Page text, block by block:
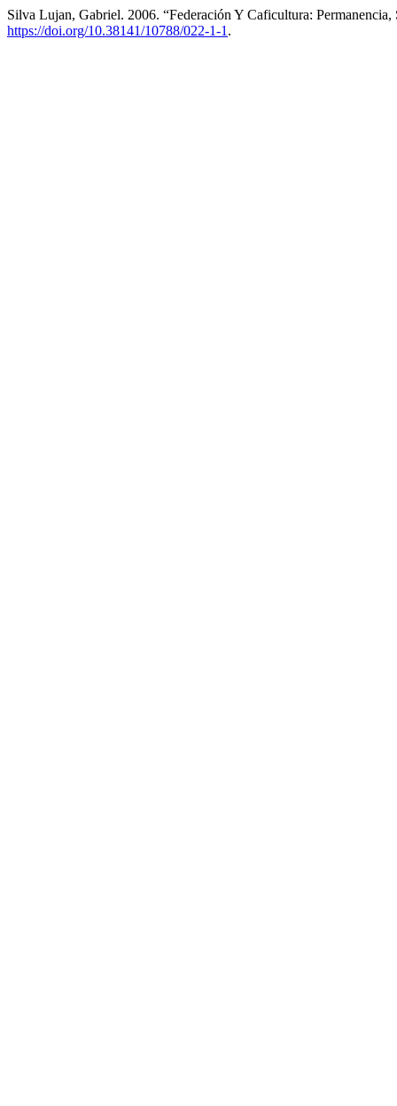
Silva Lujan, Gabriel. 2006. “Federación Y Caficultura:
https://doi.org/10.38141/10788/022-1-1 .